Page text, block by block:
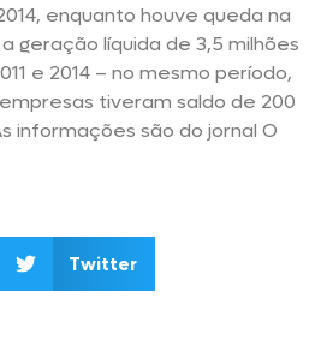
enquanto houve queda na
geração líquida de 3,5 milhões
e 2014 – no mesmo período,
tiveram saldo de 200
informações são do jornal O
Twitter